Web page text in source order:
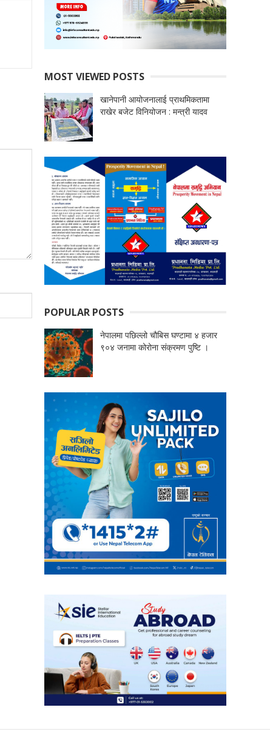
MOST VIEWED POSTS
खानेपानी आयोजनालाई प्राथमिकतामा
राखेर बजेट विनियोजन : मन्त्री यादव
POPULAR POSTS
नेपालमा पछिल्लो चौबिस घण्टामा ४ हजार
९०४ जनामा कोरोना संक्रमण पुष्टि ।